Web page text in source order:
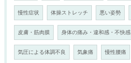
慢性症状 体操ストレッチ 悪い姿勢
皮膚・筋肉膜 身体の痛み・違和感・不快感
気圧による体調不良 気象痛 慢性腰痛